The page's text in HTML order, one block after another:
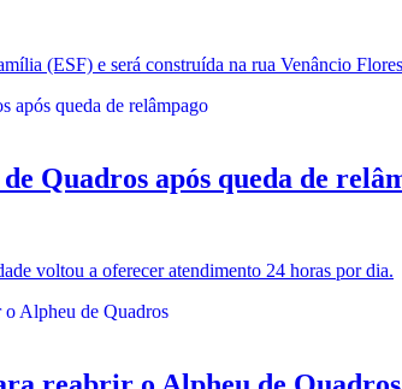
(ESF) e será construída na rua Venâncio
Quadros após queda de
voltou a oferecer atendimento 24 horas por dia.